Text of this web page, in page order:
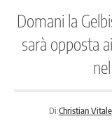
Domani la
sarà opposta
Di:Christian Vitale